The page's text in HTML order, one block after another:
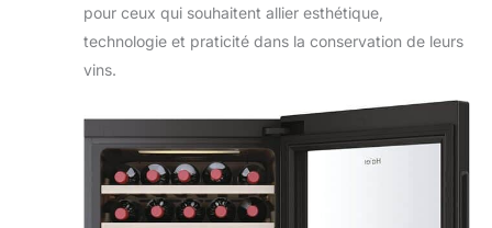
pour ceux qui souhaitent allier esthétique,
technologie et praticité dans la conservation de leurs
vins.